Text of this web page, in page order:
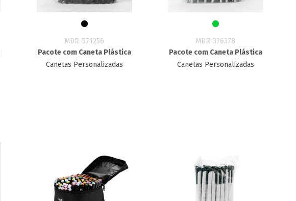
MDR-571256
Pacote com Caneta Plástica
Canetas Personalizadas
MDR-376378
Pacote com Caneta Plástica
Canetas Personalizadas